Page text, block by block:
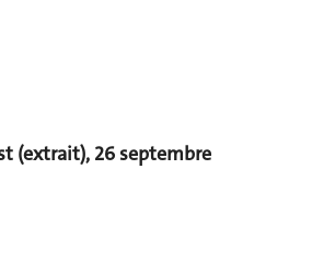
(extrait), 26 septembre